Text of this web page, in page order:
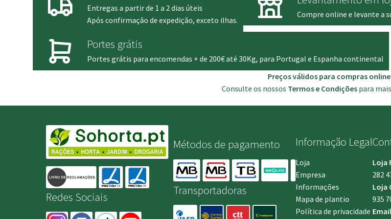
Entregas a partir de 1 a 2 dias úteis
Após confirmação de expedição, exceto ilhas.
Compre online e levante a
Portes grátis
Portes grátis para encomendas + de 200€ até 30Kg, para Portugal e Espanha continental
Preços válidos para compras online
Consulte os nossos Termos e Condições para
Redes Sociais
Métodos de pagamento
Transportadoras
Informação Legal
Loja
Empresa
Informações
Mapa de plantio
Política de privacidade
Loja
282
Loja
935
Email